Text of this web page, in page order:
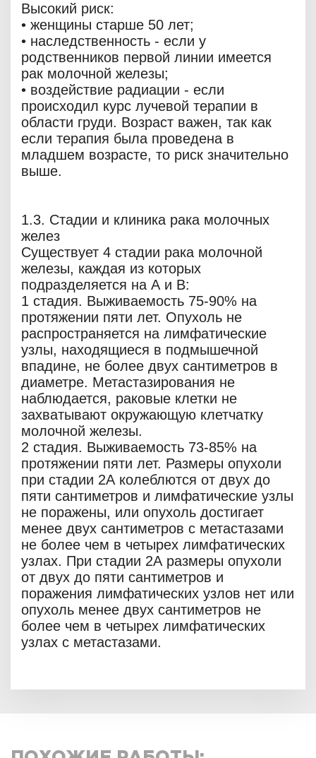
Высокий риск:
• женщины старше 50 лет;
• наследственность - если у
родственников первой линии имеется
рак молочной железы;
• воздействие радиации - если
происходил курс лучевой терапии в
области груди. Возраст важен, так как
если терапия была проведена в
младшем возрасте, то риск значительно
выше.
1.3. Стадии и клиника рака молочных
желез
Существует 4 стадии рака молочной
железы, каждая из которых
подразделяется на А и В:
1 стадия. Выживаемость 75-90% на
протяжении пяти лет. Опухоль не
распространяется на лимфатические
узлы, находящиеся в подмышечной
впадине, не более двух сантиметров в
диаметре. Метастазирования не
наблюдается, раковые клетки не
захватывают окружающую клетчатку
молочной железы.
2 стадия. Выживаемость 73-85% на
протяжении пяти лет. Размеры опухоли
при стадии 2А колеблются от двух до
пяти сантиметров и лимфатические узлы
не поражены, или опухоль достигает
менее двух сантиметров с метастазами
не более чем в четырех лимфатических
узлах. При стадии 2А размеры опухоли
от двух до пяти сантиметров и
поражения лимфатических узлов нет или
опухоль менее двух сантиметров не
более чем в четырех лимфатических
узлах с метастазами.